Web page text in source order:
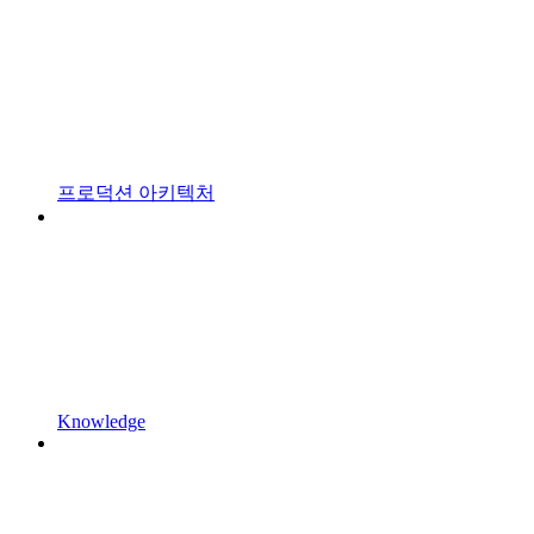
프로덕션 아키텍처
Knowledge